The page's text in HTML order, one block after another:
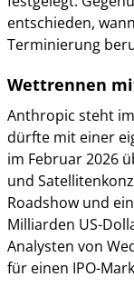
entschieden,
Terminierung
Wettrennen
Anthropic steht
dürfte mit einer
im Februar 2026
und
Roadshow und
Milliarden US-
Analysten von
für einen IPO-